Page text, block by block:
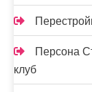
Персона
клуб